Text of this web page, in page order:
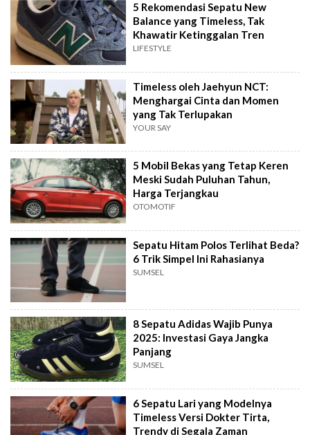
5 Rekomendasi Sepatu New
Balance yang Timeless, Tak
Khawatir Ketinggalan Tren
LIFESTYLE
Timeless oleh Jaehyun NCT:
Menghargai Cinta dan Momen
yang Tak Terlupakan
YOUR SAY
5 Mobil Bekas yang Tetap Keren
Meski Sudah Puluhan Tahun,
Harga Terjangkau
OTOMOTIF
Sepatu Hitam Polos Terlihat Beda?
6 Trik Simpel Ini Rahasianya
SUMSEL
8 Sepatu Adidas Wajib Punya
2025: Investasi Gaya Jangka
Panjang
SUMSEL
6 Sepatu Lari yang Modelnya
Timeless Versi Dokter Tirta,
Trendy di Segala Zaman